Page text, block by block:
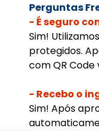
Perguntas
- É seguro
Sim!
protegidos.
com QR
- Recebo o
Sim! Após